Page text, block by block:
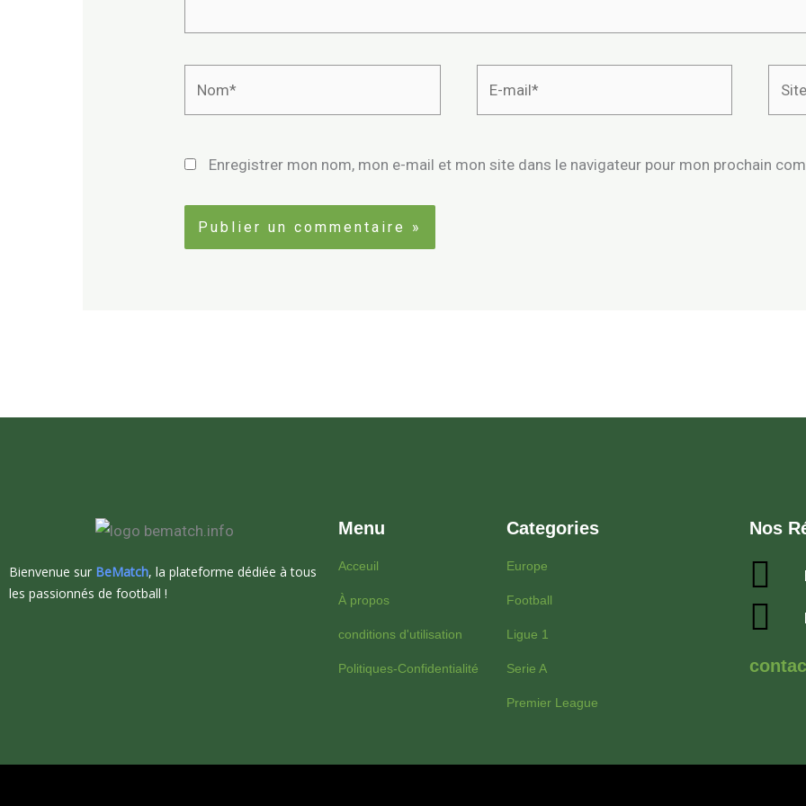
Enregistrer mon nom, mon e-mail et mon site dans le navigateur pour mon prochain
Bienvenue sur BeMatch, la plateforme dédiée à tous
les passionnés de football !
Menu
Acceuil
À propos
conditions d'utilisation
Politiques-Confidentialité
Categories
Europe
Football
Ligue 1
Serie A
Premier League
Nos